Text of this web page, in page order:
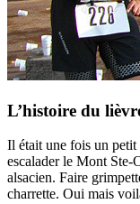
L’histoire du
Il était une fois un petit
escalader le Mont Ste-
alsacien. Faire
charrette. Oui mais